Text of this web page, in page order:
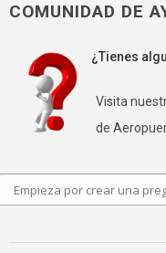
COMUNIDAD DE
¿Tienes
Visita
de